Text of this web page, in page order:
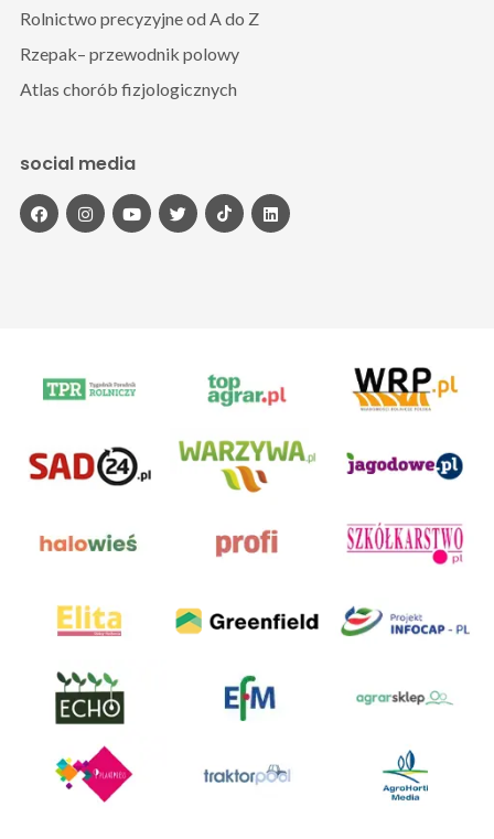
Rolnictwo precyzyjne od A do Z
Rzepak– przewodnik polowy
Atlas chorób fizjologicznych
social media